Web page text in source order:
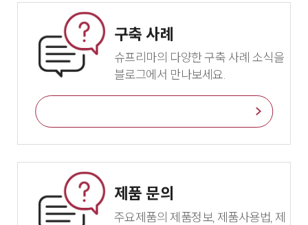
구축 사례
슈프리마의 다양한 구축 사례 소식을
블로그에서 만나보세요.
제품 문의
주요제품의 제품정보, 제품사용법, 제